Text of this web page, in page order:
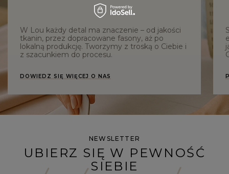
W Lou każdy detal ma znaczenie – od jakości
tkanin, przez dopracowane fasony, aż po
lokalną produkcję. Tworzymy z troską o Ciebie i
z szacunkiem do procesu.
DOWIEDZ SIĘ WIĘCEJ O NAS
NEWSLETTER
UBIERZ SIĘ W PEWNOŚĆ
SIEBIE